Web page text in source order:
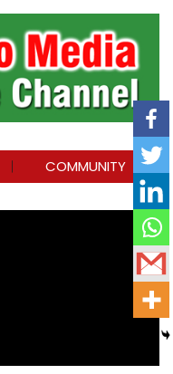
COMMUNITY